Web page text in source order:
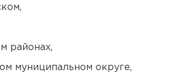
районах,
муниципальном округе,